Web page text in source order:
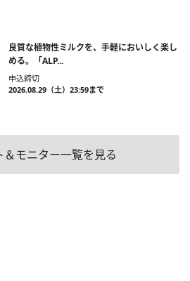
良質な植物性ミルクを、手軽においしく楽し
める。「ALP...
申込締切
2026.08.29（土）23:59まで
＆モニター一覧を見る